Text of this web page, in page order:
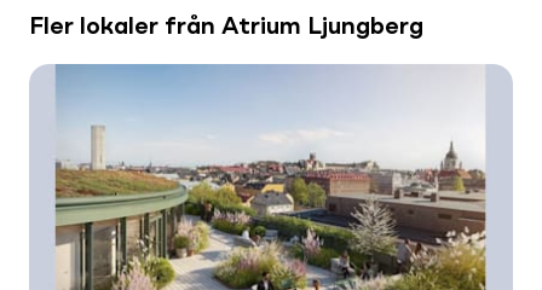
Fler lokaler från Atrium Ljungberg